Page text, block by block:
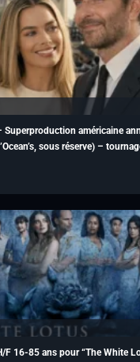
américaine
sous réserve) –
F 16-85 ans pour “The White